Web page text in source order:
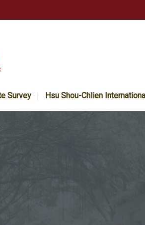
Survey Hsu Shou-Chlien